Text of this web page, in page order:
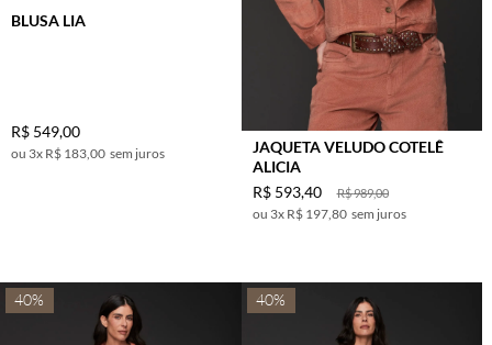
BLUSA LIA
R$ 549,00
3x R$ 183,00 sem juros
JAQUETA VELUDO COTELÊ
ALICIA
R$989,00
R$ 593,40
3x R$ 197,80 sem juros
40% 40%